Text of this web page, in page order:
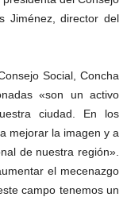
Jiménez, director del
Social, Concha
«son un activo
ciudad. En los
mejorar la imagen y a
de nuestra región».
el mecenazgo
campo tenemos un